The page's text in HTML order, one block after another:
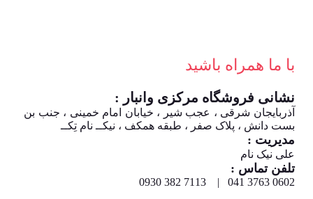
با ما همراه باشید
نشانی فروشگاه مرکزی وانبار :
آذربایجان شرقی ، عجب شیر ، خیابان امام خمینی ، جنب بن
بست دانش ، پلاک صفر ، طبقه همکف ، نیکــ نام تِکــ
مدیریت :
علی نیک نام
تلفن تماس :
0602 3763 041 | 7113 382 0930